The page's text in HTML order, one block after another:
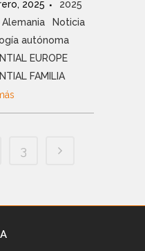
2025
2025
Alemania
Noticia
autónoma
EUROPE
FAMILIA
3